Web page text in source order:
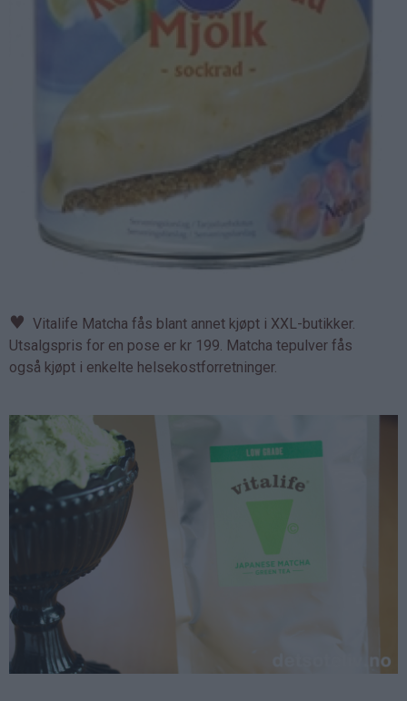
♥ Vitalife Matcha fås blant annet kjøpt i XXL-butikker.
Utsalgspris for en pose er kr 199. Matcha tepulver fås
også kjøpt i enkelte helsekostforretninger.